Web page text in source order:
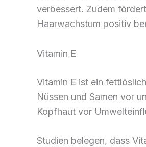
verbessert. Zudem
Haarwachstum positiv
Vitamin E
Vitamin E ist ein
Nüssen und Samen vor
Kopfhaut vor
Studien belegen, dass